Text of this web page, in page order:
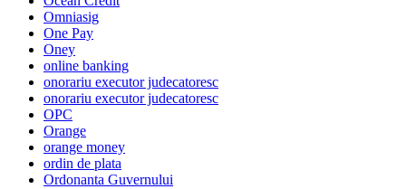
Omniasig
One Pay
Oney
online banking
onorariu executor judecatoresc
onorariu executor judecatoresc
OPC
Orange
orange money
ordin de plata
Ordonanta Guvernului